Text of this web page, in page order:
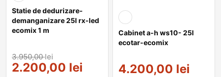
Statie de dedurizare-
demanganizare 25l rx-led
ecomix 1 m
3.950,00lei
2.200,00 lei
Cabinet a-h ws10- 25l
ecotar-ecomix
4.200,00 lei